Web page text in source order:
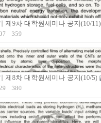
제9차 대학원세미나 공지(10/11)
359
제8차 대학원세미나 공지(10/5)
380